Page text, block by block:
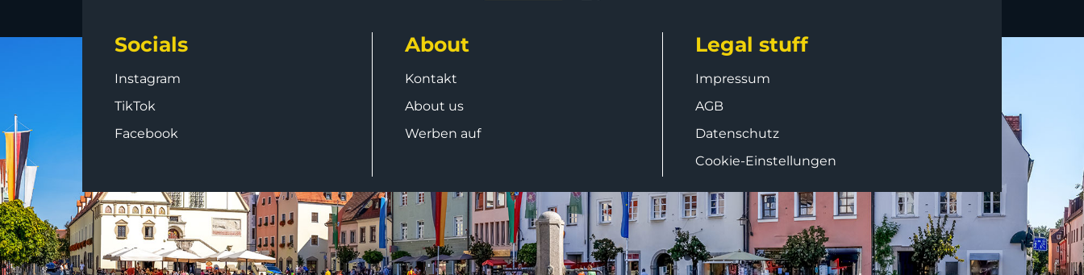
Socials
Instagram
TikTok
Facebook
About
Kontakt
About us
Werben auf
Legal stuff
Impressum
AGB
Datenschutz
Cookie-Einstellungen